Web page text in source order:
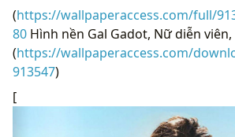
(https://wallpaperaccess.com/full/
80 Hình nền Gal Gadot, Nữ diễn viên,
(https://wallpaperaccess.com/
913547)
[